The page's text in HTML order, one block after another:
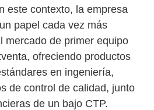
este contexto, la empresa
papel cada vez más
mercado de primer equipo
ofreciendo productos
en ingeniería,
de control de calidad, junto
de un bajo CTP.